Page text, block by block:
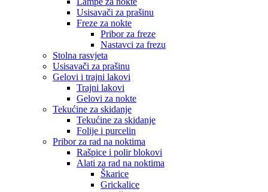
Usisavači za prašinu
Freze za nokte
Pribor za freze
Nastavci za frezu
Stolna rasvjeta
Usisavači za prašinu
Gelovi i trajni lakovi
Trajni lakovi
Gelovi za nokte
Tekućine za skidanje
Tekućine za skidanje
Folije i purcelin
Pribor za rad na noktima
Rašpice i polir blokovi
Alati za rad na noktima
Škarice
Grickalice